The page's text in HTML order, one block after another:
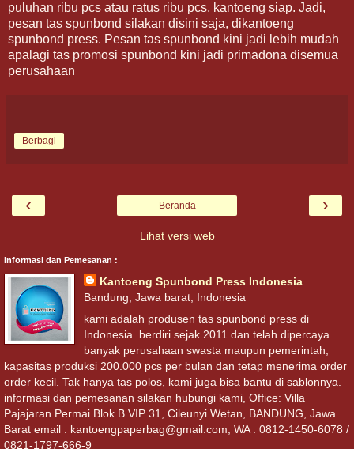
puluhan ribu pcs atau ratus ribu pcs, kantoeng siap. Jadi,
pesan tas spunbond silakan disini saja, dikantoeng
spunbond press. Pesan tas spunbond kini jadi lebih mudah
apalagi tas promosi spunbond kini jadi primadona disemua
perusahaan
Berbagi
‹ ›
Beranda
Lihat versi web
Informasi dan Pemesanan :
Kantoeng Spunbond Press Indonesia
Bandung, Jawa barat, Indonesia
kami adalah produsen tas spunbond press di
Indonesia. berdiri sejak 2011 dan telah dipercaya
banyak perusahaan swasta maupun pemerintah,
kapasitas produksi 200.000 pcs per bulan dan tetap menerima order
order kecil. Tak hanya tas polos, kami juga bisa bantu di sablonnya.
informasi dan pemesanan silakan hubungi kami, Office: Villa
Pajajaran Permai Blok B VIP 31, Cileunyi Wetan, BANDUNG, Jawa
Barat email : kantoengpaperbag@gmail.com, WA : 0812-1450-6078 /
0821-1797-666-9